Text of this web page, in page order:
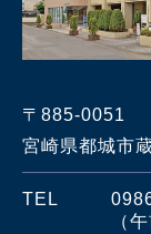
〒885-0051
宮崎県都城市
TEL
（